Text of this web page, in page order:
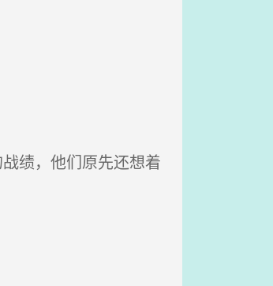
绩，他们原先还想着